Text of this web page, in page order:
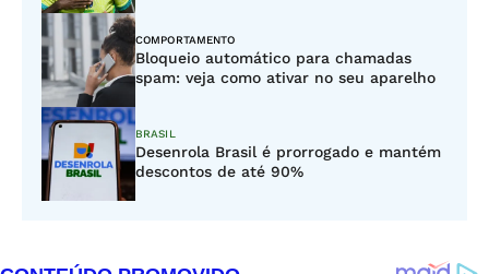
COMPORTAMENTO
Bloqueio automático para chamadas
spam: veja como ativar no seu aparelho
BRASIL
Desenrola Brasil é prorrogado e mantém
descontos de até 90%